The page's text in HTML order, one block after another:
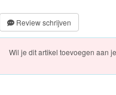
Review schrijven
Wil je dit artikel toevoegen aan